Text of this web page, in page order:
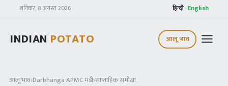
शनिवार, 8 अगस्त 2026 हिन्दी · English
INDIAN POTATO आलू भाव
आलू भाव›Darbhanga APMCमंडी›साप्ताहिक समीक्षा